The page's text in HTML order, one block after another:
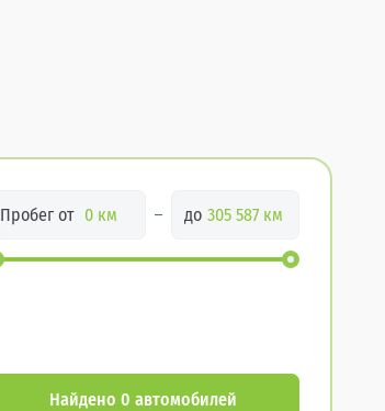
Пробег от до
Найдено 0 автомобилей